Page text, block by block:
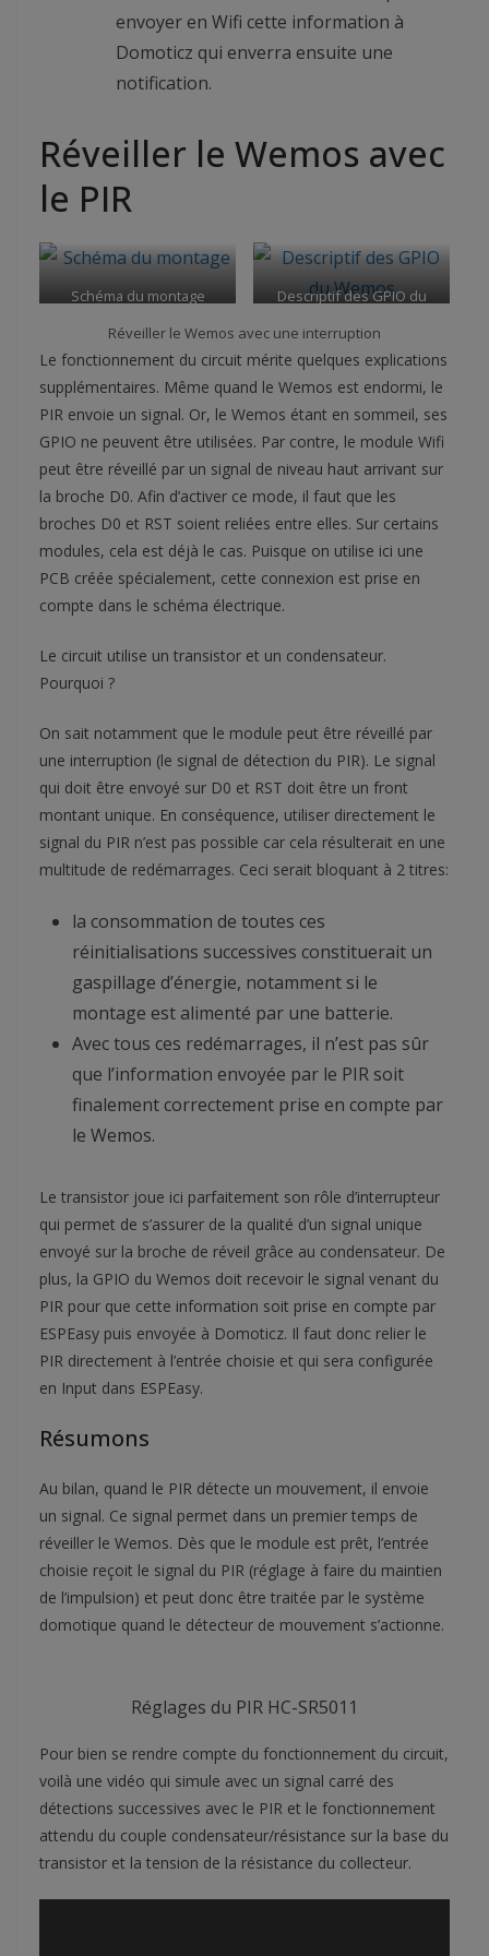
envoyer en Wifi cette information à
Domoticz qui enverra ensuite une
notification.
Réveiller le Wemos avec
le PIR
Schéma du montage
Descriptif des GPIO du
Réveiller le Wemos avec une interruption
Le fonctionnement du circuit mérite quelques explications
supplémentaires. Même quand le Wemos est endormi, le
PIR envoie un signal. Or, le Wemos étant en sommeil, ses
GPIO ne peuvent être utilisées. Par contre, le module Wifi
peut être réveillé par un signal de niveau haut arrivant sur
la broche D0. Afin d’activer ce mode, il faut que les
broches D0 et RST soient reliées entre elles. Sur certains
modules, cela est déjà le cas. Puisque on utilise ici une
PCB créée spécialement, cette connexion est prise en
compte dans le schéma électrique.
Le circuit utilise un transistor et un condensateur.
Pourquoi ?
On sait notamment que le module peut être réveillé par
une interruption (le signal de détection du PIR). Le signal
qui doit être envoyé sur D0 et RST doit être un front
montant unique. En conséquence, utiliser directement le
signal du PIR n’est pas possible car cela résulterait en une
multitude de redémarrages. Ceci serait bloquant à 2 titres:
la consommation de toutes ces
réinitialisations successives constituerait un
gaspillage d’énergie, notamment si le
montage est alimenté par une batterie.
Avec tous ces redémarrages, il n’est pas sûr
que l’information envoyée par le PIR soit
finalement correctement prise en compte par
le Wemos.
Le transistor joue ici parfaitement son rôle d’interrupteur
qui permet de s’assurer de la qualité d’un signal unique
envoyé sur la broche de réveil grâce au condensateur. De
plus, la GPIO du Wemos doit recevoir le signal venant du
PIR pour que cette information soit prise en compte par
ESPEasy puis envoyée à Domoticz. Il faut donc relier le
PIR directement à l’entrée choisie et qui sera configurée
en Input dans ESPEasy.
Résumons
Au bilan, quand le PIR détecte un mouvement, il envoie
un signal. Ce signal permet dans un premier temps de
réveiller le Wemos. Dès que le module est prêt, l’entrée
choisie reçoit le signal du PIR (réglage à faire du maintien
de l’impulsion) et peut donc être traitée par le système
domotique quand le détecteur de mouvement s’actionne.
Réglages du PIR HC-SR5011
Pour bien se rendre compte du fonctionnement du circuit,
voilà une vidéo qui simule avec un signal carré des
détections successives avec le PIR et le fonctionnement
attendu du couple condensateur/résistance sur la base du
transistor et la tension de la résistance du collecteur.